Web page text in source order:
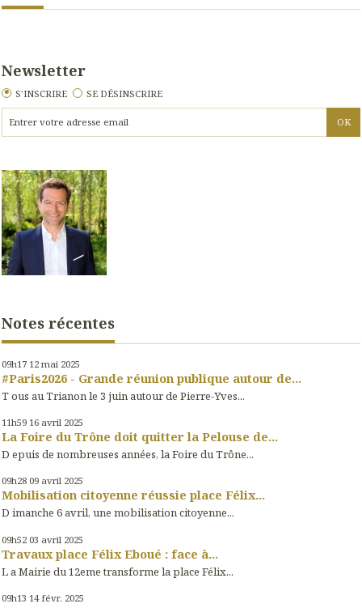
Newsletter
S'INSCRIRE SE DÉSINSCRIRE
Notes récentes
09h17 12 mai 2025
#Paris2026 - Grande réunion publique autour de...
T ous au Trianon le 3 juin autour de Pierre-Yves...
11h59 16 avril 2025
La Foire du Trône doit quitter la Pelouse de...
D epuis de nombreuses années, la Foire du Trône...
09h28 09 avril 2025
Mobilisation citoyenne réussie place Félix...
D imanche 6 avril, une mobilisation citoyenne...
09h52 03 avril 2025
Travaux place Félix Eboué : face à...
L a Mairie du 12eme transforme la place Félix...
09h13 14 févr. 2025